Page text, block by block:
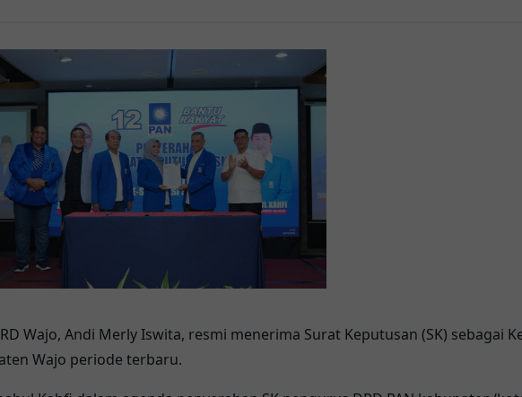
Wajo, Andi Merly Iswita, resmi menerima Surat Keputusan (SK) sebagai
Wajo periode terbaru.